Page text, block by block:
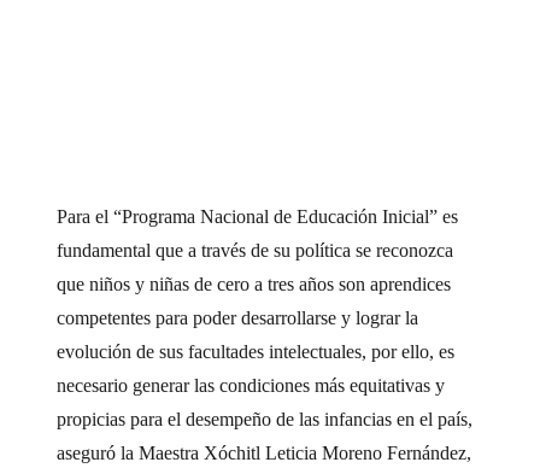
Para el “Programa Nacional de Educación Inicial” es
fundamental que a través de su política se reconozca
que niños y niñas de cero a tres años son aprendices
competentes para poder desarrollarse y lograr la
evolución de sus facultades intelectuales, por ello, es
necesario generar las condiciones más equitativas y
propicias para el desempeño de las infancias en el país,
aseguró la Maestra Xóchitl Leticia Moreno Fernández,